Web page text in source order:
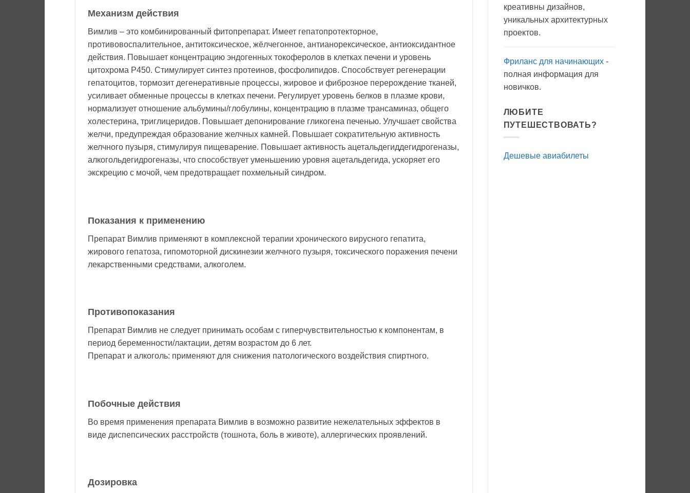
Механизм действия
Вимлив – это комбинированный фитопрепарат. Имеет гепатопротекторное,
противовоспалительное, антитоксическое, жёлчегонное, антианорексическое, антиоксидантное
действия. Повышает концентрацию эндогенных токоферолов в клетках печени и уровень
цитохрома Р450. Стимулирует синтез протеинов, фосфолипидов. Способствует регенерации
гепатоцитов, тормозит дегенеративные процессы, жировое и фиброзное перерождение тканей,
усиливает обменные процессы в клетках печени. Регулирует уровень белков в плазме крови,
нормализует отношение альбумины/глобулины, концентрацию в плазме трансаминаз, общего
холестерина, триглицеридов. Повышает депонирование гликогена печенью. Улучшает свойства
желчи, предупреждая образование желчных камней. Повышает сократительную активность
желчного пузыря, стимулируя пищеварение. Повышает активность ацетальдегиддегидрогеназы,
алкогольдегидрогеназы, что способствует уменьшению уровня ацетальдегида, ускоряет его
экскрецию с мочой, чем предотвращает похмельный синдром.
Показания к применению
Препарат Вимлив применяют в комплексной терапии хронического вирусного гепатита,
жирового гепатоза, гипомоторной дискинезии желчного пузыря, токсического поражения печени
лекарственными средствами, алкоголем.
Противопоказания
Препарат Вимлив не следует принимать особам с гиперчувствительностью к компонентам, в
период беременности/лактации, детям возрастом до 6 лет.
Препарат и алкоголь: применяют для снижения патологического воздействия спиртного.
Побочные действия
Во время применения препарата Вимлив в возможно развитие нежелательных эффектов в
виде диспепсических расстройств (тошнота, боль в животе), аллергических проявлений.
Дозировка
креативны дизайнов,
уникальных архитектурных
проектов.
Фриланс для начинающих-
полная информация для
новичков.
ЛЮБИТЕ
ПУТЕШЕСТВОВАТЬ?
Дешевые авиабилеты